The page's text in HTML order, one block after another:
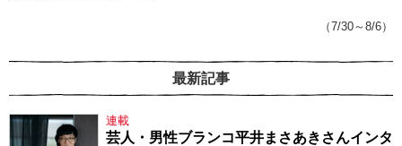
（7/30～8/6）
最新記事
連載
芸人・男性ブランコ平井まさあきさんインタ